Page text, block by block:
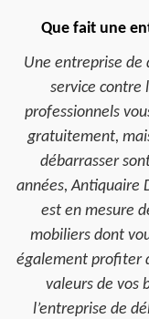
Que fait une
Une entreprise de
service contre
professionnels
gratuitement,
débarrasser
années, Antiquaire
est en mesure
mobiliers dont
également profiter
valeurs de vos
l’entreprise de